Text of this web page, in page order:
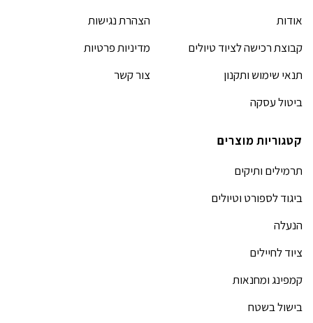
אודות
קבוצת רכישה לציוד טיולים
תנאי שימוש ותקנון
ביטול עסקה
הצהרת נגישות
מדיניות פרטיות
צור קשר
קטגוריות מוצרים
תרמילים ותיקים
ביגוד לספורט וטיולים
הנעלה
ציוד לחיילים
קמפינג ומחנאות
בישול בשטח